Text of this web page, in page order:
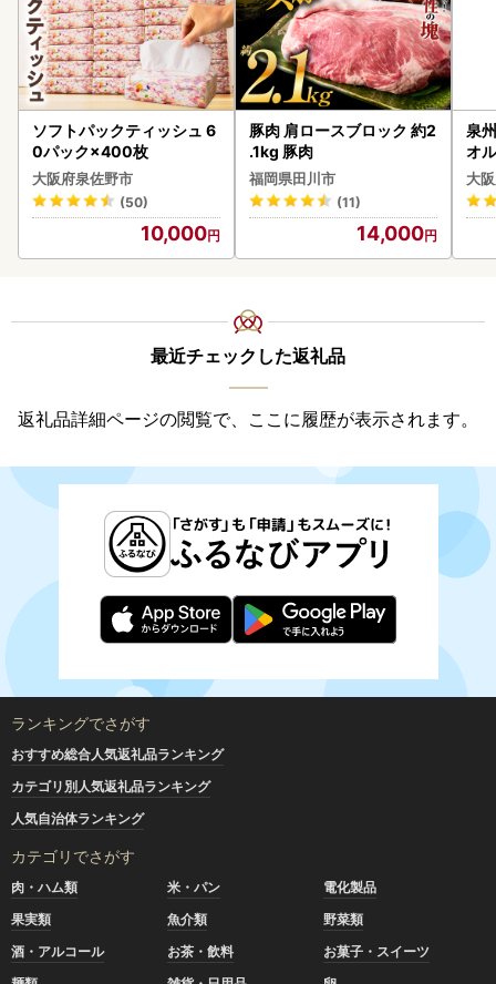
ソフトパックティッシュ 6
0パック×400枚
大阪府泉佐野市
(50)
10,000
豚肉 肩ロースブロック 約2
.1kg 豚肉
福岡県田川市
(11)
14,000
泉
オ
大
最近チェックした返礼品
返礼品詳細ページの閲覧で、ここに履歴が表示されます。
ランキングでさがす
おすすめ総合人気返礼品ランキング
カテゴリ別人気返礼品ランキング
人気自治体ランキング
カテゴリでさがす
肉・ハム類 米・パン
電化製品
果実類
魚介類
野菜類
酒・アルコール
お茶・飲料
お菓子・スイーツ